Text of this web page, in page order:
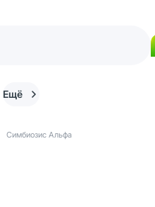
Ещё
Симбиозис Альфа